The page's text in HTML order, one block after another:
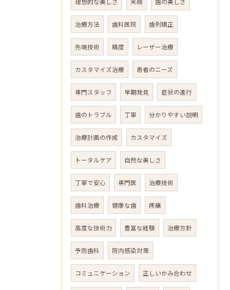
治療方法 歯科医院 歯列矯正
先端技術 精度 レーザー治療
カスタマイズ治療 患者のニーズ
専門スタッフ 早期発見 症状の進行
歯のトラブル 丁寧 分かりやすい説明
治療計画の作成 カスタマイズ
トータルケア 自然な美しさ
丁寧で安心 専門医 治療技術
歯科治療 健康な歯 疼痛
高度な技術力 豊富な経験 治療方針
予防歯科 院内感染対策
コミュニケーション 正しいかみ合わせ